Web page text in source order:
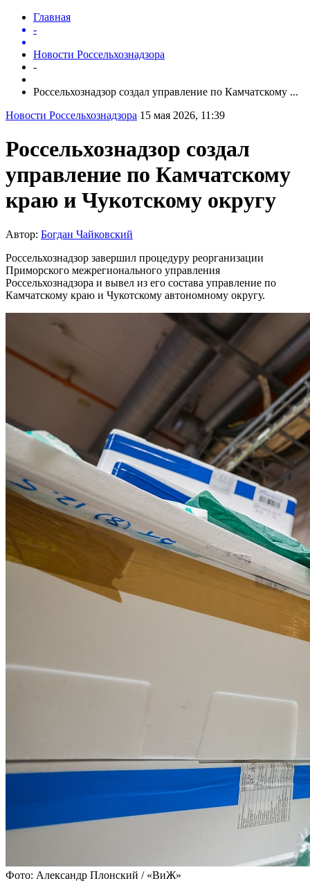
Главная
-
Новости Россельхознадзора
-
Россельхознадзор создал управление по Камчатскому ...
Новости Россельхознадзора 15 мая 2026, 11:39
Россельхознадзор создал
управление по Камчатскому
краю и Чукотскому округу
Автор: Богдан Чайковский
Россельхознадзор завершил процедуру реорганизации
Приморского межрегионального управления
Россельхознадзора и вывел из его состава управление по
Камчатскому краю и Чукотскому автономному округу.
Фото: Александр Плонский / «ВиЖ»